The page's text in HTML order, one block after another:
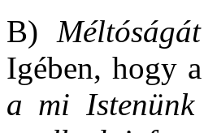
B)
Igében, hogy
a mi Istenünk